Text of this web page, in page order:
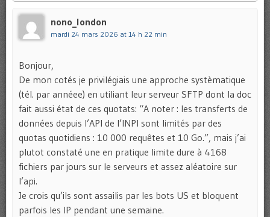
nono_london
mardi 24 mars 2026 at 14 h 22 min
Bonjour,
De mon cotés je privilégiais une approche systèmatique
(tél. par annéee) en utiliant leur serveur SFTP dont la doc
fait aussi état de ces quotats: “A noter : les transferts de
données depuis l’API de l’INPI sont limités par des
quotas quotidiens : 10 000 requêtes et 10 Go.”, mais j’ai
plutot constaté une en pratique limite dure à 4168
fichiers par jours sur le serveurs et assez aléatoire sur
l’api.
Je crois qu’ils sont assailis par les bots US et bloquent
parfois les IP pendant une semaine.